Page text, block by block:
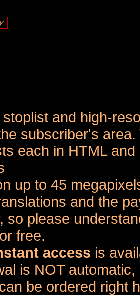
and high-
subscriber's
each in HTML
up to 45
and the
so please
free.
access is
is NOT
be ordered right